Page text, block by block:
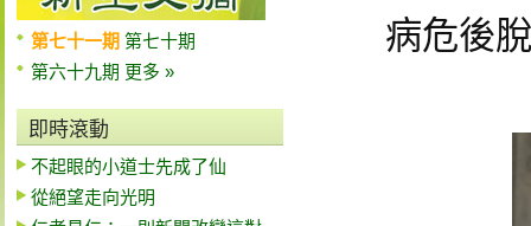
第七十一期 第七十期
第六十九期 更多 »
即時滾動
不起眼的小道士先成了仙
從絕望走向光明
病危後